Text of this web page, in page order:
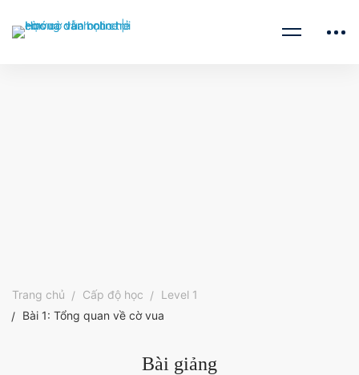
Trang chủ Cấp độ học
Level 1
Bài 1: Tổng quan về cờ vua
Bài giảng